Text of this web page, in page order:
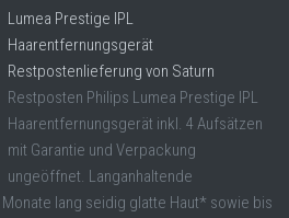
Lumea Prestige IPL
Haarentfernungsgerät
Restpostenlieferung von Saturn
Restposten Philips Lumea Prestige IPL
Haarentfernungsgerät inkl. 4 Aufsätzen
mit Garantie und Verpackung
ungeöffnet. Langanhaltende
lang seidig glatte Haut* sowie bis